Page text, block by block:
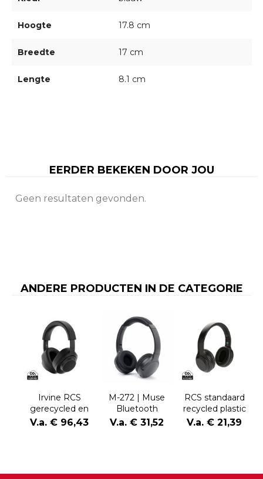
Hoogte 17.8 cm
Breedte 17 cm
Lengte 8.1 cm
EERDER BEKEKEN DOOR JOU
Geen resultaten gevonden.
ANDERE PRODUCTEN IN DE CATEGORIE
Irvine RCS
gerecycled en
repareerbare
V.a. € 96,43
M-272 | Muse
Bluetooth
Headphones
V.a. € 31,52
RCS standaard
recycled plastic
hoofdtelefoon
V.a. € 21,39